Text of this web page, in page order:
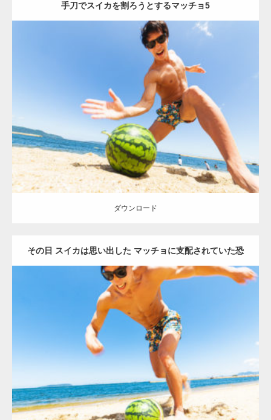
手刀でスイカを割ろうとするマッチョ5
2021.07.8
オレンジの人 AKIHITO(細マッチョ)
刀マッチョ
ダウンロード
ダウンロード
その日 スイカは思い出した マッチョに支配されていた恐
怖を2
Update:2021.07.1
海のマッチョ オレンジの人 AKIHITO(細マッチョ)
うマッチョ